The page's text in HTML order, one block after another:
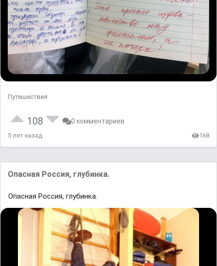
Путешествия
108 0 комментариев
5 лет назад 168
Опасная Россия, глубинка.
Опасная Россия, глубинка.